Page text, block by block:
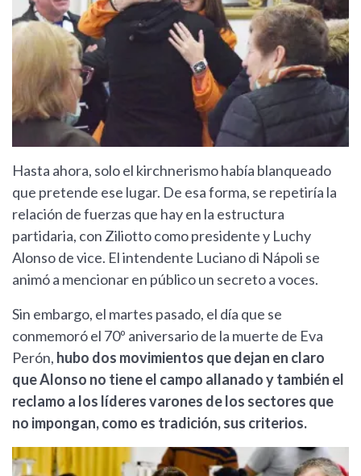
Hasta ahora, solo el kirchnerismo había blanqueado
que pretende ese lugar. De esa forma, se repetiría la
relación de fuerzas que hay en la estructura
partidaria, con Ziliotto como presidente y Luchy
Alonso de vice. El intendente Luciano di Nápoli se
animó a mencionar en público un secreto a voces.
Sin embargo, el martes pasado, el día que se
conmemoró el 70º aniversario de la muerte de Eva
Perón, hubo dos movimientos que dejan en claro
que Alonso no tiene el campo allanado y también el
reclamo a los líderes varones de los sectores que
no impongan, como es tradición, sus criterios.